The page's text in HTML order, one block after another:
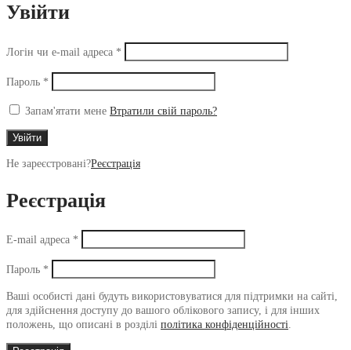
Увійти
Логін чи e-mail адреса * Обов’язкове
Пароль * Обов’язкове
Запам'ятати мене Втратили свій пароль?
Увійти
Не зареєстровані?Реєстрація
Реєстрація
E-mail адреса *
Пароль *
Ваші особисті дані будуть використовуватися для підтримки на сайті,
для здійснення доступу до вашого облікового запису, і для інших
положень, що описані в розділі політика конфіденційності.